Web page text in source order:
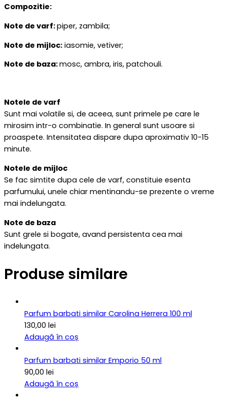
Compozitie:
Note de varf:piper, zambila;
Note de mijloc: iasomie, vetiver;
Note de baza:mosc, ambra, iris, patchouli.
Notele de varf
Sunt mai volatile si, de aceea, sunt primele pe care le
mirosim intr-o combinatie. In general sunt usoare si
proaspete. Intensitatea dispare dupa aproximativ 10-15
minute.
Notele de mijloc
Se fac simtite dupa cele de varf, constituie esenta
parfumului, unele chiar mentinandu-se prezente o vreme
mai indelungata.
Note de baza
Sunt grele si bogate, avand persistenta cea mai
indelungata.
Produse similare
Parfum barbati similar Carolina Herrera 100 ml
130,00 lei
Adaugă în coș
Parfum barbati similar Emporio 50 ml
90,00 lei
Adaugă în coș